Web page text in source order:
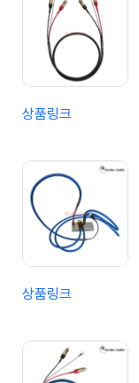
상품링크
상품링크